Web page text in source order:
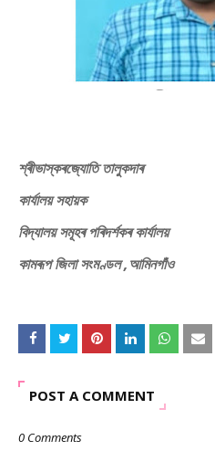
শ্ৰীভাস্কৰজ্যোতি তালুকদাৰ
কাৰ্যালয় সহায়ক
বিদ্যালয় সমূহৰ পৰিদৰ্শকৰ কাৰ্যালয়
কামৰূপ জিলা সংমণ্ডল ,আমিনগাঁও
POST A COMMENT
0 Comments